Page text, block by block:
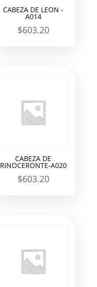
CABEZA DE LEON -
A014
$603.20
CABEZA DE
RINOCERONTE-A020
$603.20